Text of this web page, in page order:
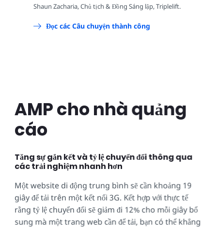
Shaun Zacharia, Chủ tịch & Đồng Sáng lập, Triplelift.
Đọc các Câu chuyện thành công
AMP cho nhà quảng
cáo
Tăng sự gắn kết và tỷ lệ chuyển đổi thông qua
các trải nghiệm nhanh hơn
Một website di động trung bình sẽ cần khoảng 19
giây để tải trên một kết nối 3G. Kết hợp với thực tế
rằng tỷ lệ chuyển đổi sẽ giảm đi 12% cho mỗi giây bổ
sung mà một trang web cần để tải, bạn có thể khẳng